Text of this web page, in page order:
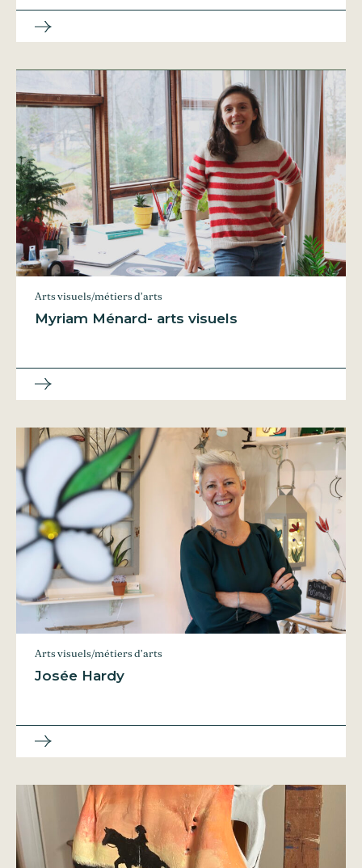
Arts visuels/métiers d’arts
Myriam Ménard- arts visuels
Arts visuels/métiers d’arts
Josée Hardy